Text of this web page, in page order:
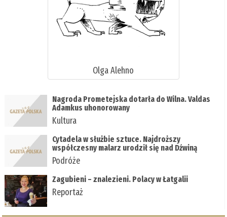
Olga Alehno
Nagroda Prometejska dotarła do Wilna. Valdas
Adamkus uhonorowany
Kultura
Cytadela w służbie sztuce. Najdroższy
współczesny malarz urodził się nad Dźwiną
Podróże
Zagubieni – znalezieni. Polacy w Łatgalii
Reportaż